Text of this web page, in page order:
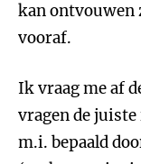
kan ontvouwen
vooraf.
Ik vraag me af
vragen de juiste
m.i. bepaald